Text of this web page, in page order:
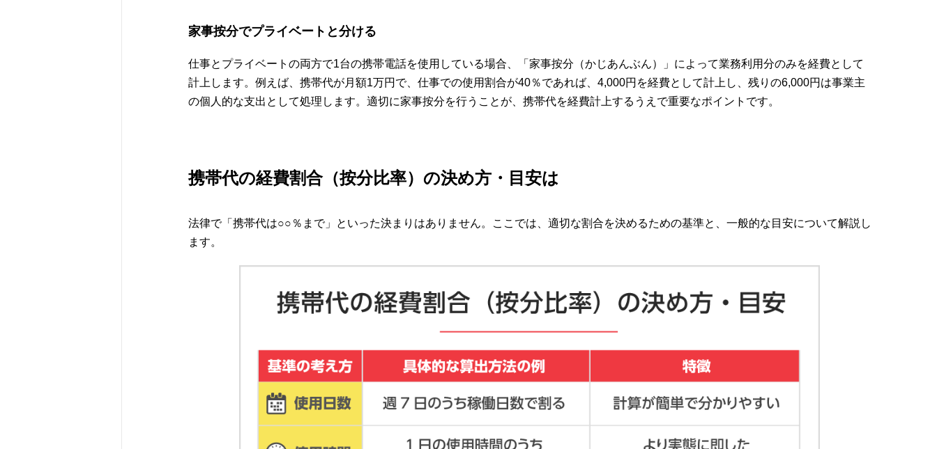
家事按分でプライベートと分ける
仕事とプライベートの両方で1台の携帯電話を使用している場合、「家事按分（かじあんぶん）」によって業務利用分のみを経費として
計上します。例えば、携帯代が月額1万円で、仕事での使用割合が40％であれば、4,000円を経費として計上し、残りの6,000円は事業主
の個人的な支出として処理します。適切に家事按分を行うことが、携帯代を経費計上するうえで重要なポイントです。
携帯代の経費割合（按分比率）の決め方・目安は
法律で「携帯代は○○％まで」といった決まりはありません。ここでは、適切な割合を決めるための基準と、一般的な目安について解説し
ます。